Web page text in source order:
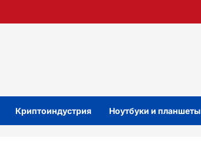
Криптоиндустрия Ноутбуки и планшеты